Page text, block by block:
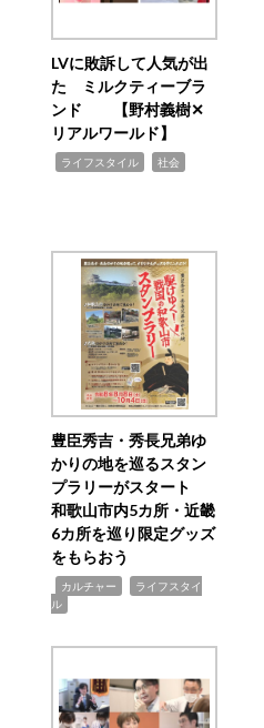
LVに敗訴して人気が出
た ミルクティーブラ
ンド 【野村義樹✕
リアルワールド】
ライフスタイル 社会
豊臣秀吉・秀長兄弟ゆ
かりの地を巡るスタン
プラリーがスタート
和歌山市内5カ所・近畿
6カ所を巡り限定グッズ
をもらおう
カルチャー
ライフスタイ
ル